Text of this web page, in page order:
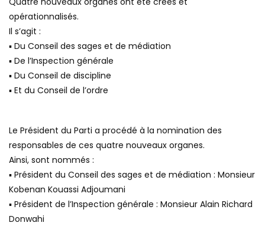
opérationnalisés.
Il s’agit :
▪ Du Conseil des sages et de médiation
▪ De l’Inspection générale
▪ Du Conseil de discipline
▪ Et du Conseil de l’ordre
Le Président du Parti a procédé à la nomination des
responsables de ces quatre nouveaux organes.
Ainsi, sont nommés :
▪ Président du Conseil des sages et de médiation : Monsieur
Kobenan Kouassi Adjoumani
▪ Président de l’Inspection générale : Monsieur Alain Richard
Donwahi